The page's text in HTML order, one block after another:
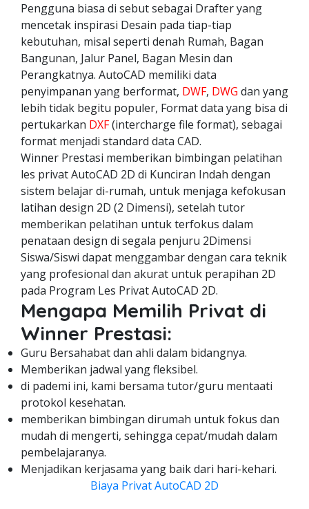
Pengguna biasa di sebut sebagai Drafter yang
mencetak inspirasi Desain pada tiap-tiap
kebutuhan, misal seperti denah Rumah, Bagan
Bangunan, Jalur Panel, Bagan Mesin dan
Perangkatnya. AutoCAD memiliki data
penyimpanan yang berformat, DWF, DWG dan yang
lebih tidak begitu populer, Format data yang bisa di
pertukarkan DXF(intercharge file format), sebagai
format menjadi standard data CAD.
Winner Prestasi memberikan bimbingan pelatihan
les privat AutoCAD 2D di Kunciran Indah dengan
sistem belajar di-rumah, untuk menjaga kefokusan
latihan design 2D (2 Dimensi), setelah tutor
memberikan pelatihan untuk terfokus dalam
penataan design di segala penjuru 2Dimensi
Siswa/Siswi dapat menggambar dengan cara teknik
yang profesional dan akurat untuk perapihan 2D
pada Program Les Privat AutoCAD 2D.
Mengapa Memilih Privat di
Winner Prestasi:
Guru Bersahabat dan ahli dalam bidangnya.
Memberikan jadwal yang fleksibel.
di pademi ini, kami bersama tutor/guru mentaati
protokol kesehatan.
memberikan bimbingan dirumah untuk fokus dan
mudah di mengerti, sehingga cepat/mudah dalam
pembelajaranya.
Menjadikan kerjasama yang baik dari hari-kehari.
Biaya Privat AutoCAD 2D